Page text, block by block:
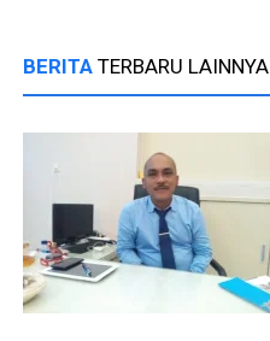
BERITA TERBARU LAINNYA